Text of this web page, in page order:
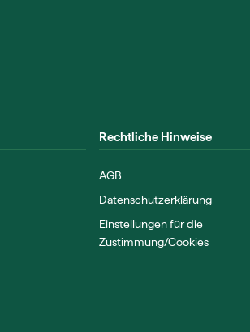
Rechtliche Hinweise
AGB
Datenschutzerklärung
Einstellungen für die
Zustimmung/Cookies